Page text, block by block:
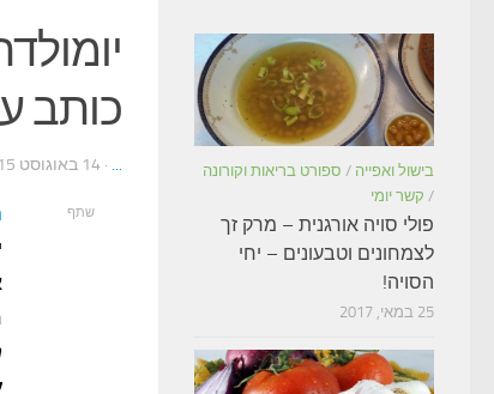
כותב
... · 14 באוגוסט 2015
שתף
בישול ואפייה / ספורט בריאות וקורונה
/ קשר יומי
פולי סויה אורגנית – מרק זך
לצמחונים וטבעונים – יחי
הסויה!
25 במאי, 2017